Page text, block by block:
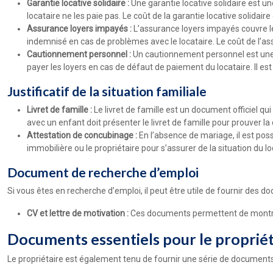
Garantie locative solidaire :Une garantie locative solidaire est
locataire ne les paie pas. Le coût de la garantie locative
Assurance loyers impayés :L’assurance loyers impayés
indemnisé en cas de problèmes avec le locataire. Le coût de
Cautionnement personnel :Un cautionnement personnel est
payer les loyers en cas de défaut de paiement du locataire. Il
Justificatif de la situation familiale
Livret de famille :Le livret de famille est un document officiel
avec un enfant doit présenter le livret de famille pour prouver
Attestation de concubinage :En l’absence de mariage, il est
immobilière ou le propriétaire pour s’assurer de la situation du
Document de recherche d’emploi
Si vous êtes en recherche d’emploi, il peut être utile de fournir des
CV et lettre de motivation :Ces documents permettent de
Documents essentiels pour le
Le propriétaire est également tenu de fournir une série de